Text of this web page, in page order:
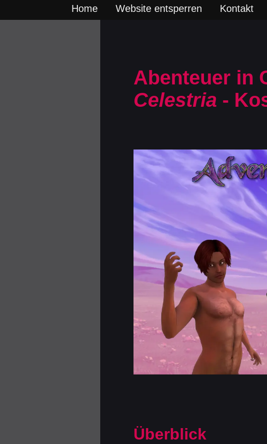
Home Website entsperren Kontakt
Abenteuer in
Celestria -
Überblick